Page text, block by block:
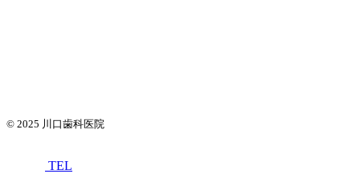
© 2025 川口歯科医院
TEL